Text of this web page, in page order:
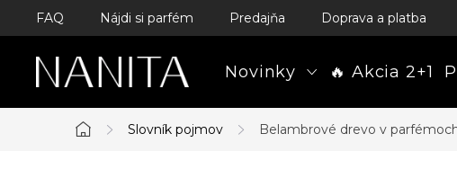
Prejsť
obsah
FAQ Nájdi si parfém Predajňa Doprava a platba
Novinky 🔥 Akcia 2+1
Domov
Slovník pojmov Belambrové drevo v